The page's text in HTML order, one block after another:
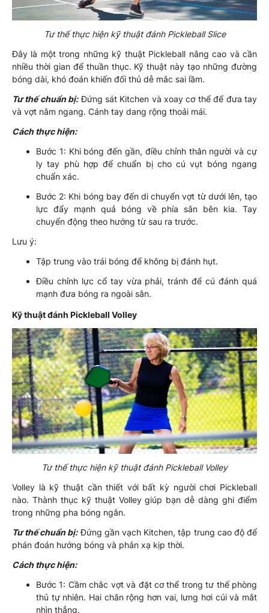
Tư thế thực hiện kỹ thuật đánh Pickleball Slice
Đây là một trong những kỹ thuật Pickleball nâng cao và cần
nhiều thời gian để thuần thục. Kỹ thuật này tạo những đường
bóng dài, khó đoán khiến đối thủ dễ mắc sai lầm.
Tư thế chuẩn bị:Đứng sát Kitchen và xoay cơ thể để đưa tay
và vợt nằm ngang. Cánh tay dang rộng thoải mái.
Cách thực hiện:
Bước 1: Khi bóng đến gần, điều chỉnh thân người và cự
ly tay phù hợp để chuẩn bị cho cú vụt bóng ngang
chuẩn xác.
Bước 2: Khi bóng bay đến di chuyển vợt từ dưới lên, tạo
lực đẩy mạnh quả bóng về phía sân bên kia. Tay
chuyển động theo hướng từ sau ra trước.
Lưu ý:
Tập trung vào trái bóng để không bị đánh hụt.
Điều chỉnh lực cổ tay vừa phải, tránh để cú đánh quá
mạnh đưa bóng ra ngoài sân.
Kỹ thuật đánh Pickleball Volley
Tư thế thực hiện kỹ thuật đánh Pickleball Volley
Volley là kỹ thuật cần thiết với bất kỳ người chơi Pickleball
nào. Thành thục kỹ thuật Volley giúp bạn dễ dàng ghi điểm
trong những pha bóng ngắn.
Tư thế chuẩn bị:Đứng gần vạch Kitchen, tập trung cao độ để
phán đoán hướng bóng và phản xạ kịp thời.
Cách thực hiện:
Bước 1: Cầm chắc vợt và đặt cơ thể trong tư thế phòng
thủ tự nhiên. Hai chân rộng hơn vai, lưng hơi cúi và mắt
nhìn thẳng.